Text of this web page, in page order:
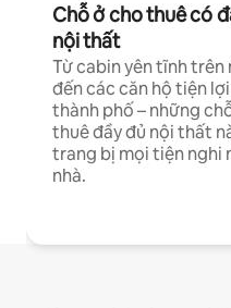
Chỗ ở cho thuê có
nội thất
Từ cabin yên tĩnh trên
đến các căn hộ tiện
thành phố – những
thuê đầy đủ nội thất
trang bị mọi tiện nghi
nhà.